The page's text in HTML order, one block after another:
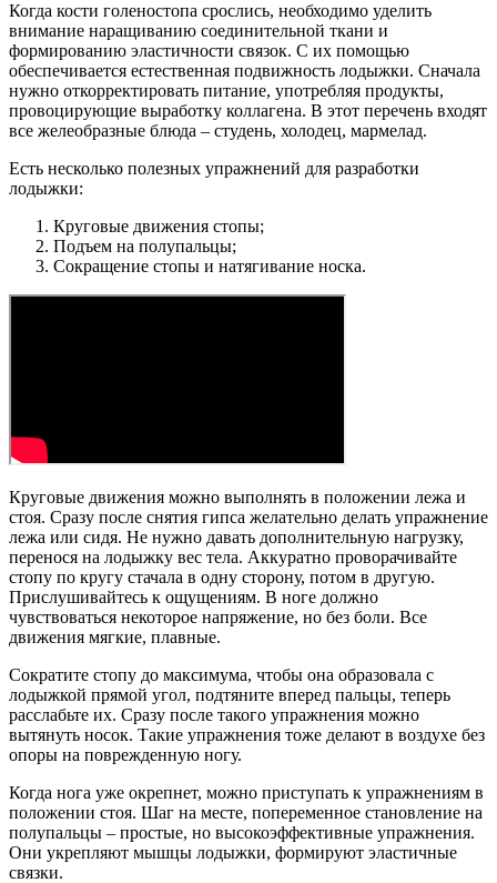
Когда кости голеностопа срослись, необходимо уделить
внимание наращиванию соединительной ткани и
формированию эластичности связок. С их помощью
обеспечивается естественная подвижность лодыжки. Сначала
нужно откорректировать питание, употребляя продукты,
провоцирующие выработку коллагена. В этот перечень входят
все желеобразные блюда – студень, холодец, мармелад.
Есть несколько полезных упражнений для разработки
лодыжки:
Круговые движения стопы;
Подъем на полупальцы;
Сокращение стопы и натягивание носка.
Круговые движения можно выполнять в положении лежа и
стоя. Сразу после снятия гипса желательно делать упражнение
лежа или сидя. Не нужно давать дополнительную нагрузку,
перенося на лодыжку вес тела. Аккуратно проворачивайте
стопу по кругу стачала в одну сторону, потом в другую.
Прислушивайтесь к ощущениям. В ноге должно
чувствоваться некоторое напряжение, но без боли. Все
движения мягкие, плавные.
Сократите стопу до максимума, чтобы она образовала с
лодыжкой прямой угол, подтяните вперед пальцы, теперь
расслабьте их. Сразу после такого упражнения можно
вытянуть носок. Такие упражнения тоже делают в воздухе без
опоры на поврежденную ногу.
Когда нога уже окрепнет, можно приступать к упражнениям в
положении стоя. Шаг на месте, попеременное становление на
полупальцы – простые, но высокоэффективные упражнения.
Они укрепляют мышцы лодыжки, формируют эластичные
связки.